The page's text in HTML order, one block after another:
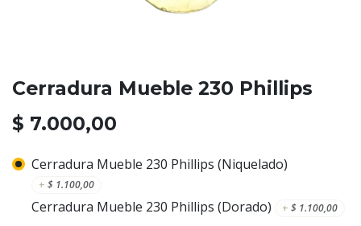
Cerradura Mueble 230 Phillips
$ 7.000,00
Cerradura Mueble 230 Phillips (Niquelado)
+ $ 1.100,00
Cerradura Mueble 230 Phillips (Dorado) + $ 1.100,00